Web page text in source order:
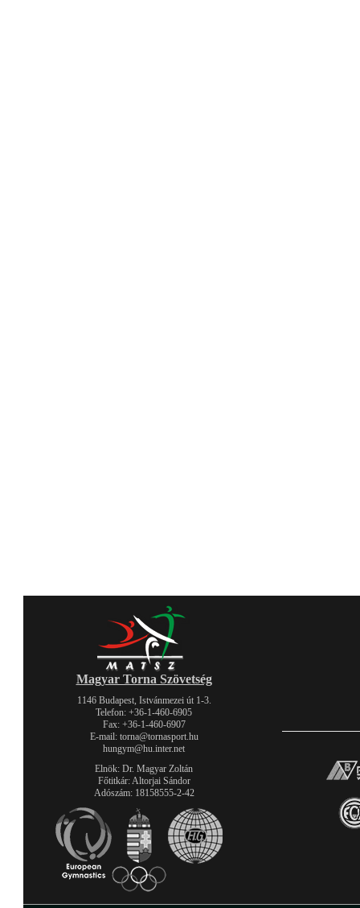
Magyar Torna Szövetség
1146 Budapest, Istvánmezei út 1-3.
Telefon: +36-1-460-6905
Fax: +36-1-460-6907
E-mail: torna@tornasport.hu
hungym@hu.inter.net
Elnök: Dr. Magyar Zoltán
Főtitkár: Altorjai Sándor
Adószám: 18158555-2-42